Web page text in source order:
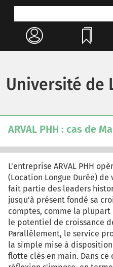
Université de
ARVAL PHH : cas de
L'entreprise ARVAL PHH
(Location Longue Durée)
fait partie des leaders
jusqu'à présent fondé sa
comptes, comme la plupart
le potentiel de croissance
Parallèlement, le service
la simple mise à
flotte clés en main. Dans